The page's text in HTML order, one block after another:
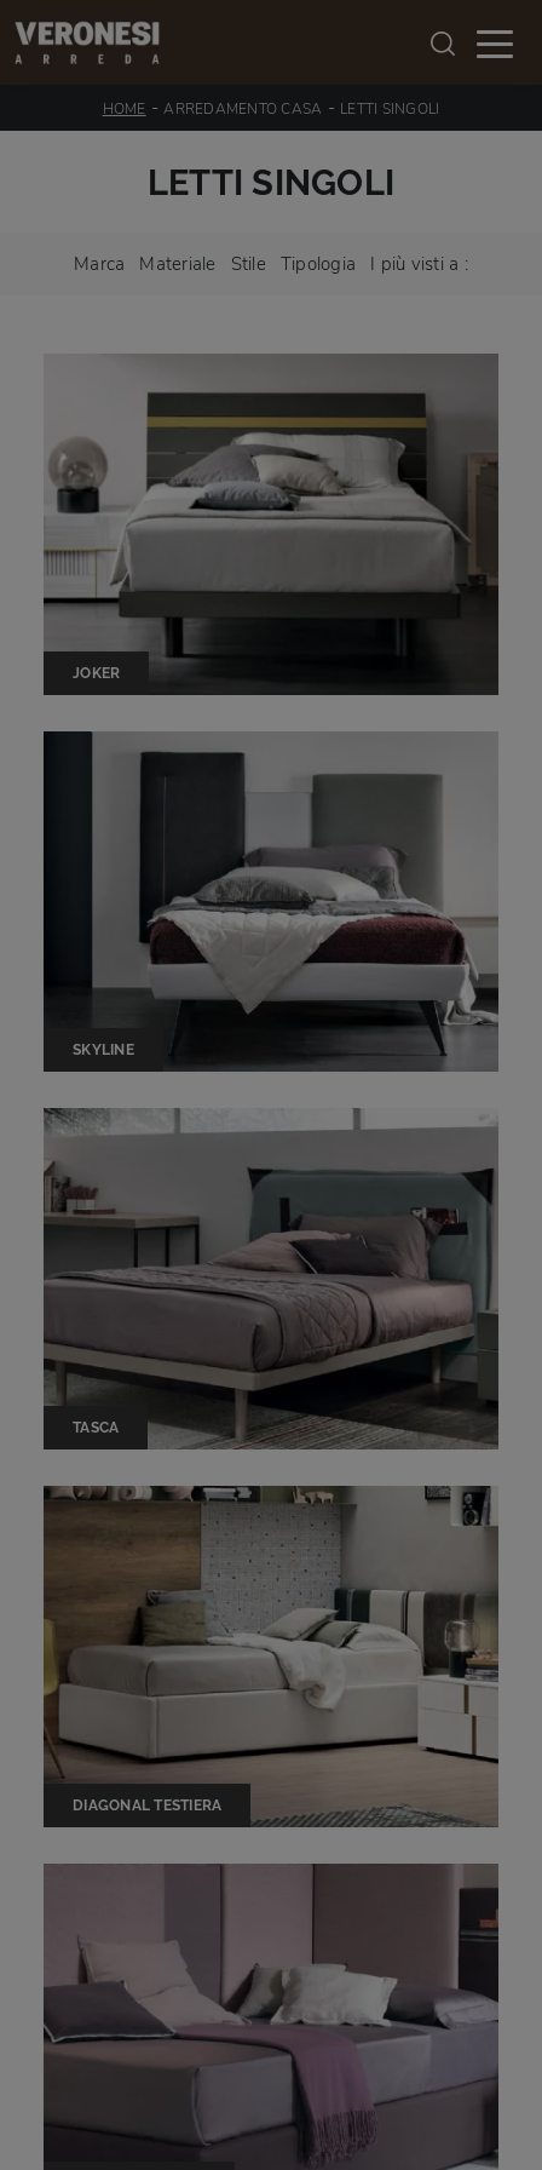
HOME -ARREDAMENTO CASA - LETTI SINGOLI
LETTI SINGOLI
Marca Materiale Stile Tipologia I più visti a :
JOKER
SKYLINE
TASCA
DIAGONAL TESTIERA